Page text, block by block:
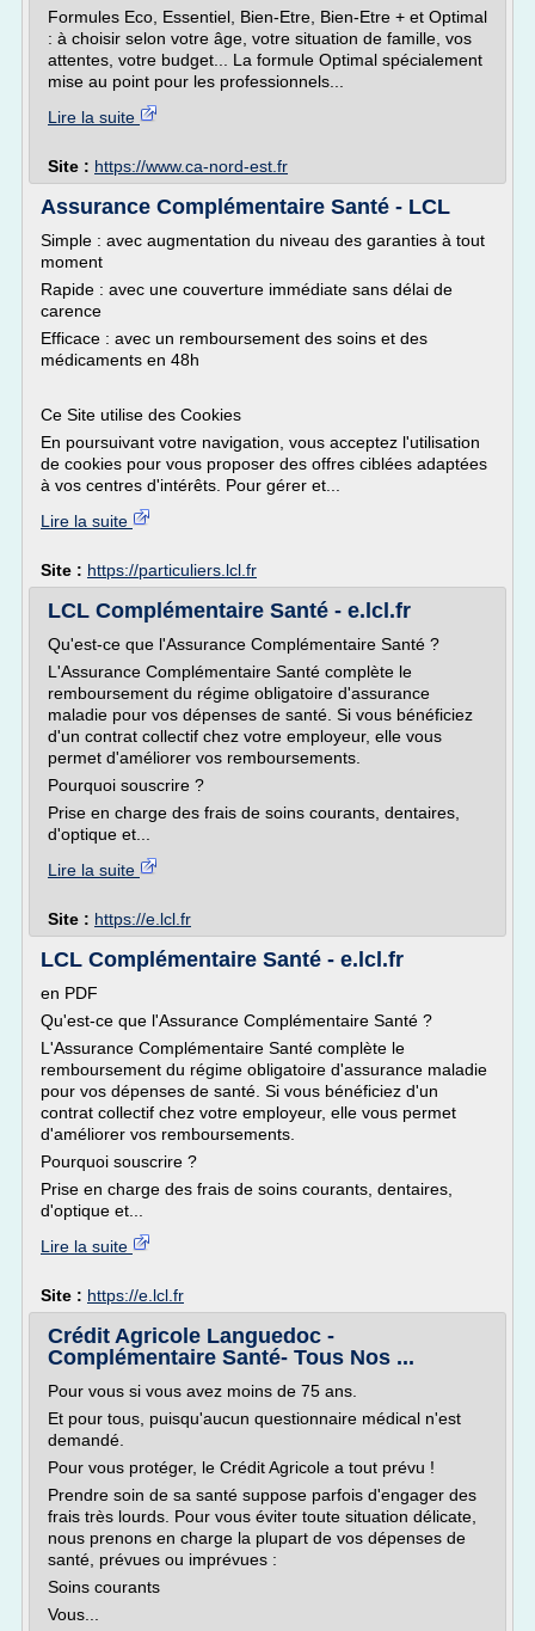
Formules Eco, Essentiel, Bien-Etre, Bien-Etre + et Optimal
: à choisir selon votre âge, votre situation de famille, vos
attentes, votre budget... La formule Optimal spécialement
mise au point pour les professionnels...
Lire la suite
Site : https://www.ca-nord-est.fr
Assurance Complémentaire Santé - LCL
Simple : avec augmentation du niveau des garanties à tout
moment
Rapide : avec une couverture immédiate sans délai de
carence
Efficace : avec un remboursement des soins et des
médicaments en 48h
Ce Site utilise des Cookies
En poursuivant votre navigation, vous acceptez l'utilisation
de cookies pour vous proposer des offres ciblées adaptées
à vos centres d'intérêts. Pour gérer et...
Lire la suite
Site : https://particuliers.lcl.fr
LCL Complémentaire Santé - e.lcl.fr
Qu'est-ce que l'Assurance Complémentaire Santé ?
L'Assurance Complémentaire Santé complète le
remboursement du régime obligatoire d'assurance
maladie pour vos dépenses de santé. Si vous bénéficiez
d'un contrat collectif chez votre employeur, elle vous
permet d'améliorer vos remboursements.
Pourquoi souscrire ?
Prise en charge des frais de soins courants, dentaires,
d'optique et...
Lire la suite
Site : https://e.lcl.fr
LCL Complémentaire Santé - e.lcl.fr
en PDF
Qu'est-ce que l'Assurance Complémentaire Santé ?
L'Assurance Complémentaire Santé complète le
remboursement du régime obligatoire d'assurance maladie
pour vos dépenses de santé. Si vous bénéficiez d'un
contrat collectif chez votre employeur, elle vous permet
d'améliorer vos remboursements.
Pourquoi souscrire ?
Prise en charge des frais de soins courants, dentaires,
d'optique et...
Lire la suite
Site : https://e.lcl.fr
Crédit Agricole Languedoc -
Complémentaire Santé- Tous Nos ...
Pour vous si vous avez moins de 75 ans.
Et pour tous, puisqu'aucun questionnaire médical n'est
demandé.
Pour vous protéger, le Crédit Agricole a tout prévu !
Prendre soin de sa santé suppose parfois d'engager des
frais très lourds. Pour vous éviter toute situation délicate,
nous prenons en charge la plupart de vos dépenses de
santé, prévues ou imprévues :
Soins courants
Vous...